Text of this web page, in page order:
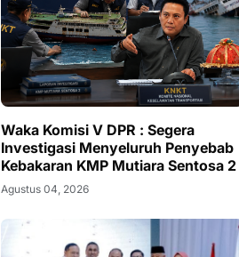
Waka Komisi V DPR : Segera
Investigasi Menyeluruh Penyebab
Kebakaran KMP Mutiara Sentosa 2
Agustus 04, 2026